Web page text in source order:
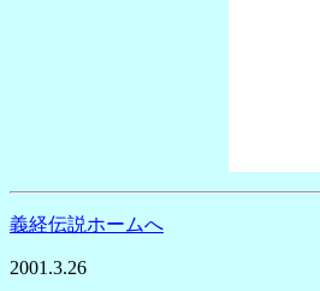
義経伝説ホームへ
2001.3.26